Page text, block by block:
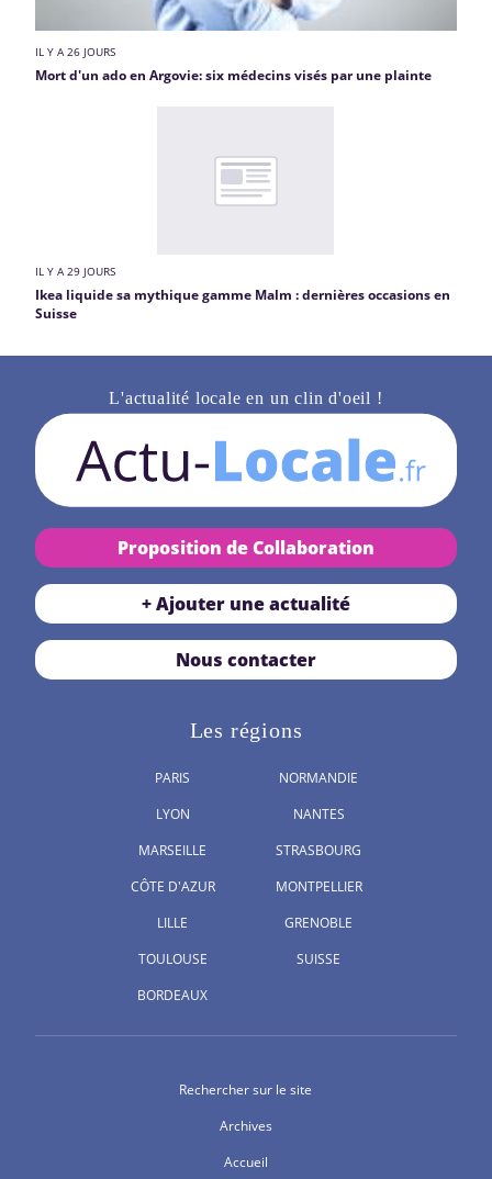
IL Y A 26 JOURS
Mort d'un ado en Argovie: six médecins visés par une plainte
IL Y A 29 JOURS
Ikea liquide sa mythique gamme Malm : dernières occasions en
Suisse
L'actualité locale en un clin d'oeil !
Proposition de Collaboration
+ Ajouter une actualité
Nous contacter
Les régions
PARIS
LYON
MARSEILLE
CÔTE D'AZUR
LILLE
TOULOUSE
BORDEAUX
NORMANDIE
NANTES
STRASBOURG
MONTPELLIER
GRENOBLE
SUISSE
Rechercher sur le site
Archives
Accueil